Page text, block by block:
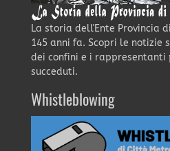
La storia dell'Ente Provincia
145 anni fa. Scopri le notizie
dei confini e i rappresentanti
succeduti.
Whistleblowing